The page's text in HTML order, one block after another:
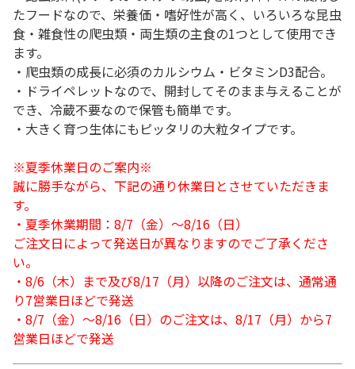
たフードなので、栄養価・嗜好性が高く、いろいろな昆虫
食・雑食性の爬虫類・両生類の主食の1つとして使用でき
ます。
・爬虫類の成長に必須のカルシウム・ビタミンD3配合。
・ドライペレットなので、開封してそのまま与えることが
でき、冷蔵不要なので保管も簡単です。
・大きく育つ生体にもピッタリの大粒タイプです。
※夏季休業日のご案内※
誠に勝手ながら、下記の通り休業日とさせていただきま
す。
・夏季休業期間：8/7（金）～8/16（日）
ご注文日によって発送日が異なりますのでご了承くださ
い。
・8/6（木）まで及び8/17（月）以降のご注文は、通常通
り7営業日ほどで発送
・8/7（金）～8/16（日）のご注文は、8/17（月）から7
営業日ほどで発送